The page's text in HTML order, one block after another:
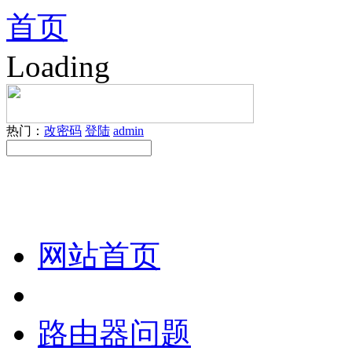
首页
Loading
热门： 改密码 登陆 admin
网站首页
路由器问题